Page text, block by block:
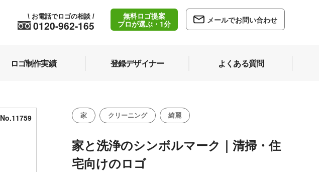
0120-962-165
\ お電話でロゴの相談 /
無料ロゴ提案
プロが選ぶ・1分
メールでお問い合わせ
ロゴ制作実績 登録デザイナー よくある質問
No.11759 家 クリーニング 綺麗
家と洗浄のシンボルマーク｜清掃・住
宅向けのロゴ